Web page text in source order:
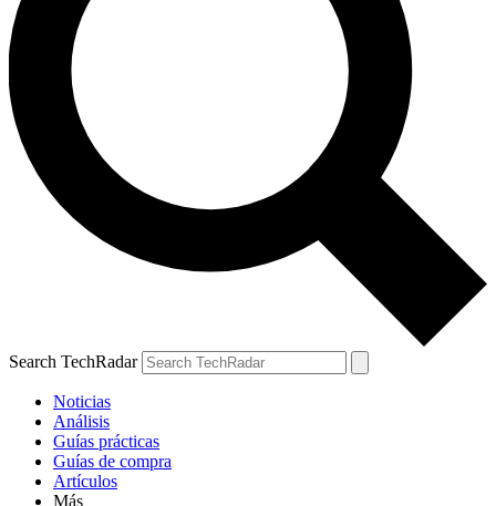
Search TechRadar
Noticias
Análisis
Guías prácticas
Guías de compra
Artículos
Más